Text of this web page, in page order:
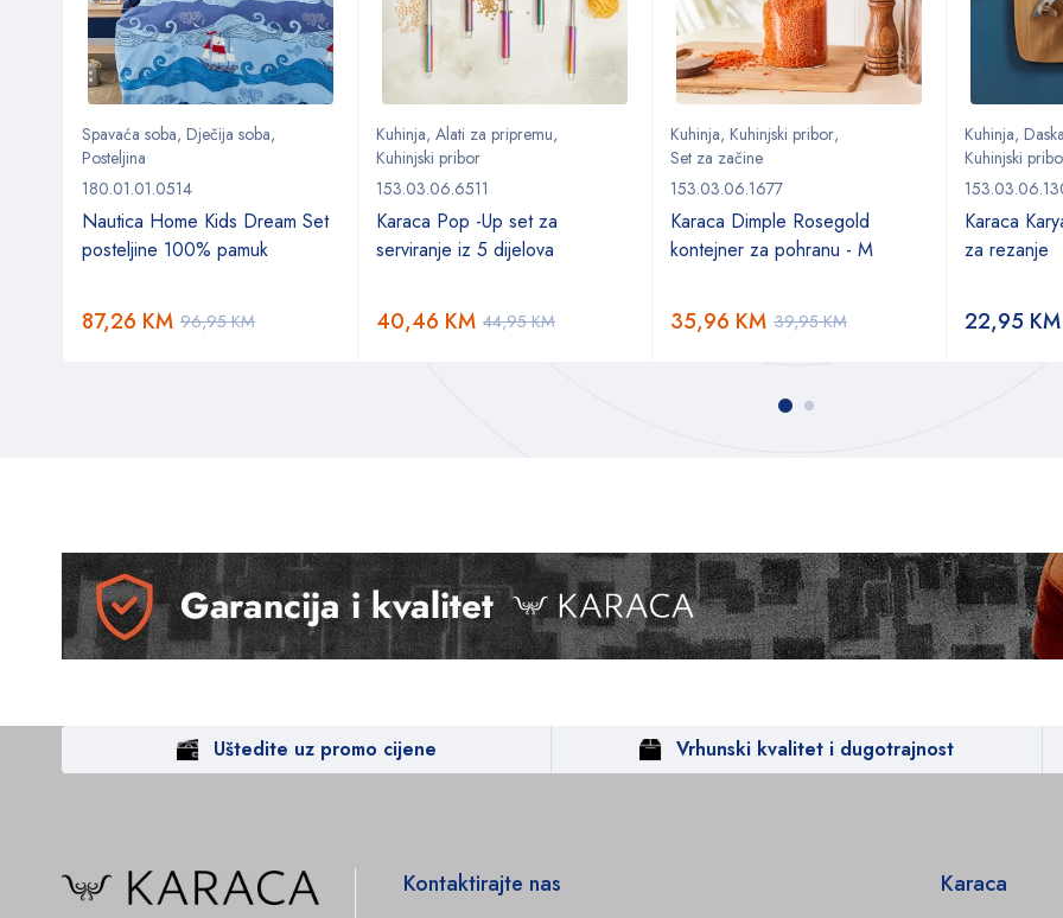
Spavaća soba, Dječija soba,
Posteljina
180.01.01.0514
Nautica Home Kids Dream Set
posteljine 100% pamuk
96,95KM
87,26 KM
Kuhinja, Alati za pripremu,
Kuhinjski pribor
153.03.06.6511
Karaca Pop -Up set za
serviranje iz 5 dijelova
44,95KM
40,46 KM
Kuhinja, Kuhinjski pribor,
Set za začine
153.03.06.1677
Karaca Dimple Rosegold
kontejner za pohranu - M
39,95KM
35,96 KM
Kuhinja,
Kuhinjski
Karaca
za rezanje
22,95 KM
Uštedite uz promo cijene Vrhunski kvalitet i dugotrajnost
Kontaktirajte nas Karaca